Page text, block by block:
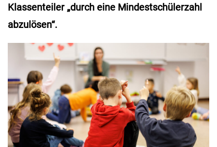
Klassenteiler „durch eine Mindestschülerzahl
abzulösen“.